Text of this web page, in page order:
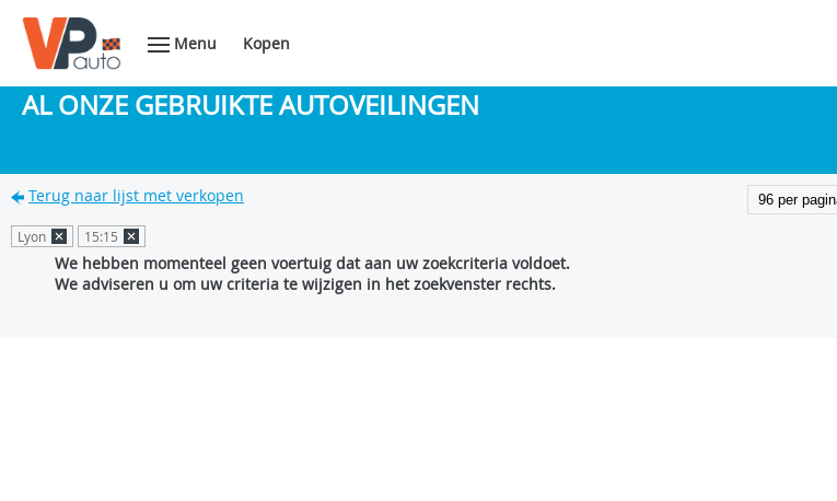
Menu Kopen
AL ONZE GEBRUIKTE AUTOVEILINGEN
Terug naar lijst met verkopen
Lyon 15:15
We hebben momenteel geen voertuig dat aan uw zoekcriteria voldoet.
We adviseren u om uw criteria te wijzigen in het zoekvenster rechts.